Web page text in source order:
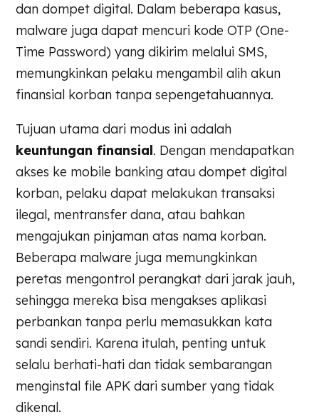
dan dompet digital. Dalam beberapa kasus,
malware juga dapat mencuri kode OTP (One-
Time Password) yang dikirim melalui SMS,
memungkinkan pelaku mengambil alih akun
finansial korban tanpa sepengetahuannya.
Tujuan utama dari modus ini adalah
keuntungan finansial. Dengan mendapatkan
akses ke mobile banking atau dompet digital
korban, pelaku dapat melakukan transaksi
ilegal, mentransfer dana, atau bahkan
mengajukan pinjaman atas nama korban.
Beberapa malware juga memungkinkan
peretas mengontrol perangkat dari jarak jauh,
sehingga mereka bisa mengakses aplikasi
perbankan tanpa perlu memasukkan kata
sandi sendiri. Karena itulah, penting untuk
selalu berhati-hati dan tidak sembarangan
menginstal file APK dari sumber yang tidak
dikenal.